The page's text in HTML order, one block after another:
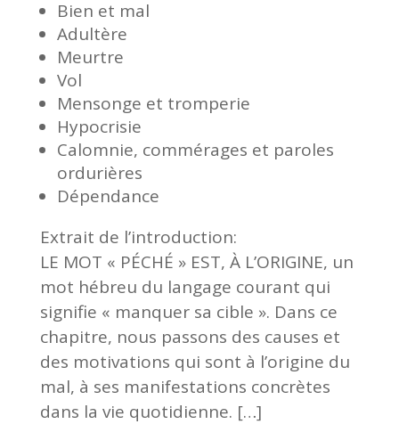
Bien et mal
Adultère
Meurtre
Vol
Mensonge et tromperie
Hypocrisie
Calomnie, commérages et paroles
ordurières
Dépendance
Extrait de l’introduction:
LE MOT « PÉCHÉ » EST, À L’ORIGINE, un
mot hébreu du langage courant qui
signifie « manquer sa cible ». Dans ce
chapitre, nous passons des causes et
des motivations qui sont à l’origine du
mal, à ses manifestations concrètes
dans la vie quotidienne. […]